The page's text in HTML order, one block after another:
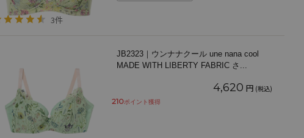
3件
JB2323｜ウンナナクール une nana cool
MADE WITH LIBERTY FABRIC さ ...
4,620 円 (税込)
210ポイント獲得